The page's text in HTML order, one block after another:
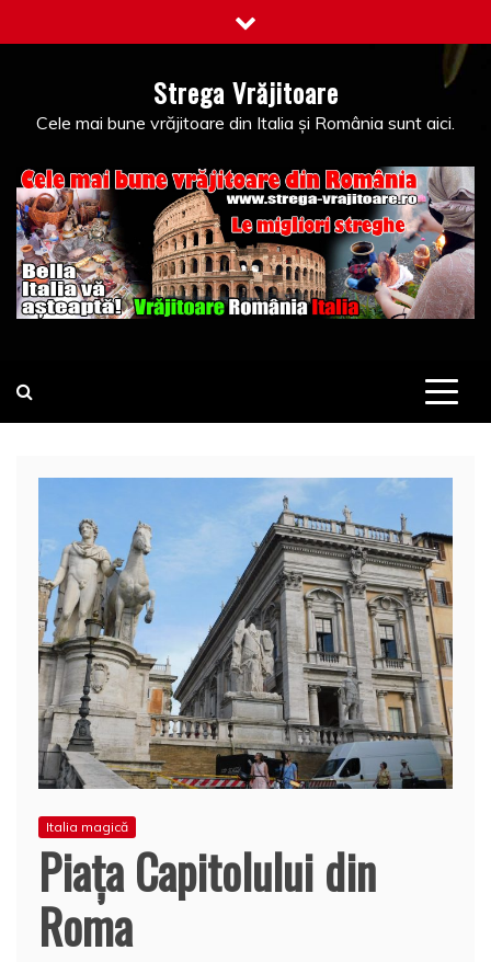
to
Strega Vrăjitoare
Cele mai bune vrăjitoare din Italia și România sunt aici.
Italia magică
Piața Capitolului din
Roma